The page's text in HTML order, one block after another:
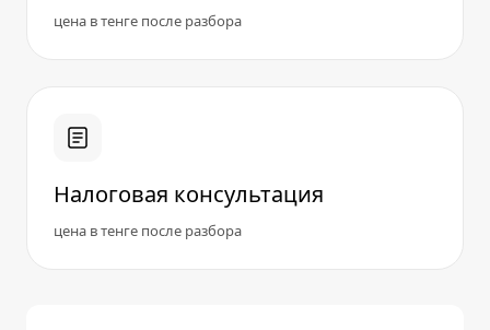
цена в тенге после разбора
Налоговая консультация
цена в тенге после разбора